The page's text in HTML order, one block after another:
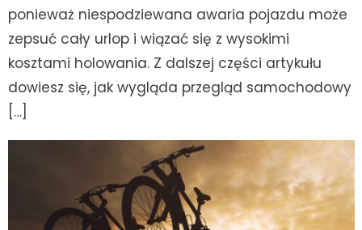
ponieważ niespodziewana awaria pojazdu może
zepsuć cały urlop i wiązać się z wysokimi
kosztami holowania. Z dalszej części artykułu
dowiesz się, jak wygląda przegląd samochodowy
[…]